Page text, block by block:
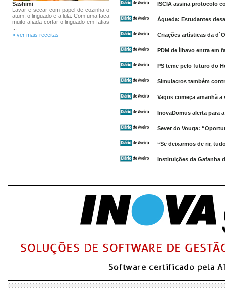
Sashimi
Lavar e secar com papel de cozinha o
atum, o linguado e a lula. Com uma faca
muito afiada cortar o linguado em fatias
» ver mais receitas
ISCIA assina protocolo
Águeda: Estudantes
Criações artísticas da
PDM de Ílhavo entra em
PS teme pelo futuro do
Simulacros também
Vagos começa amanhã
InovaDomus alerta para
Sever do Vouga:
“Se deixarmos de rir,
Instituições da Gafanha